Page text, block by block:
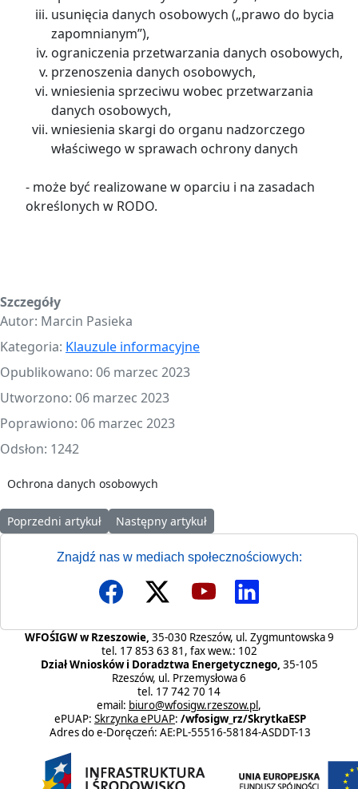
usunięcia danych osobowych („prawo do bycia
zapomnianym”),
ograniczenia przetwarzania danych osobowych,
przenoszenia danych osobowych,
wniesienia sprzeciwu wobec przetwarzania
danych osobowych,
wniesienia skargi do organu nadzorczego
właściwego w sprawach ochrony danych
- może być realizowane w oparciu i na zasadach
określonych w RODO.
Szczegóły
Autor: Marcin Pasieka
Kategoria: Klauzule informacyjne
Opublikowano: 06 marzec 2023
Utworzono: 06 marzec 2023
Poprawiono: 06 marzec 2023
Odsłon: 1242
Ochrona danych osobowych
Poprzedni artykuł: Klauzula informacyjna dla uczniów oraz ich
Poprzedni artykuł Następny artykuł: Klauzula informacyjna -
Następny artykuł
Znajdź nas w mediach społecznościowych:
WFOŚIGW w Rzeszowie, 35-030 Rzeszów, ul. Zygmuntowska 9
tel. 17 853 63 81, fax wew.: 102
Dział Wniosków i Doradztwa Energetycznego, 35-105
Rzeszów, ul. Przemysłowa 6
tel. 17 742 70 14
email: biuro@wfosigw.rzeszow.pl,
ePUAP: Skrzynka ePUAP: /wfosigw_rz/SkrytkaESP
Adres do e-Doręczeń: AE:PL-55516-58184-ASDDT-13